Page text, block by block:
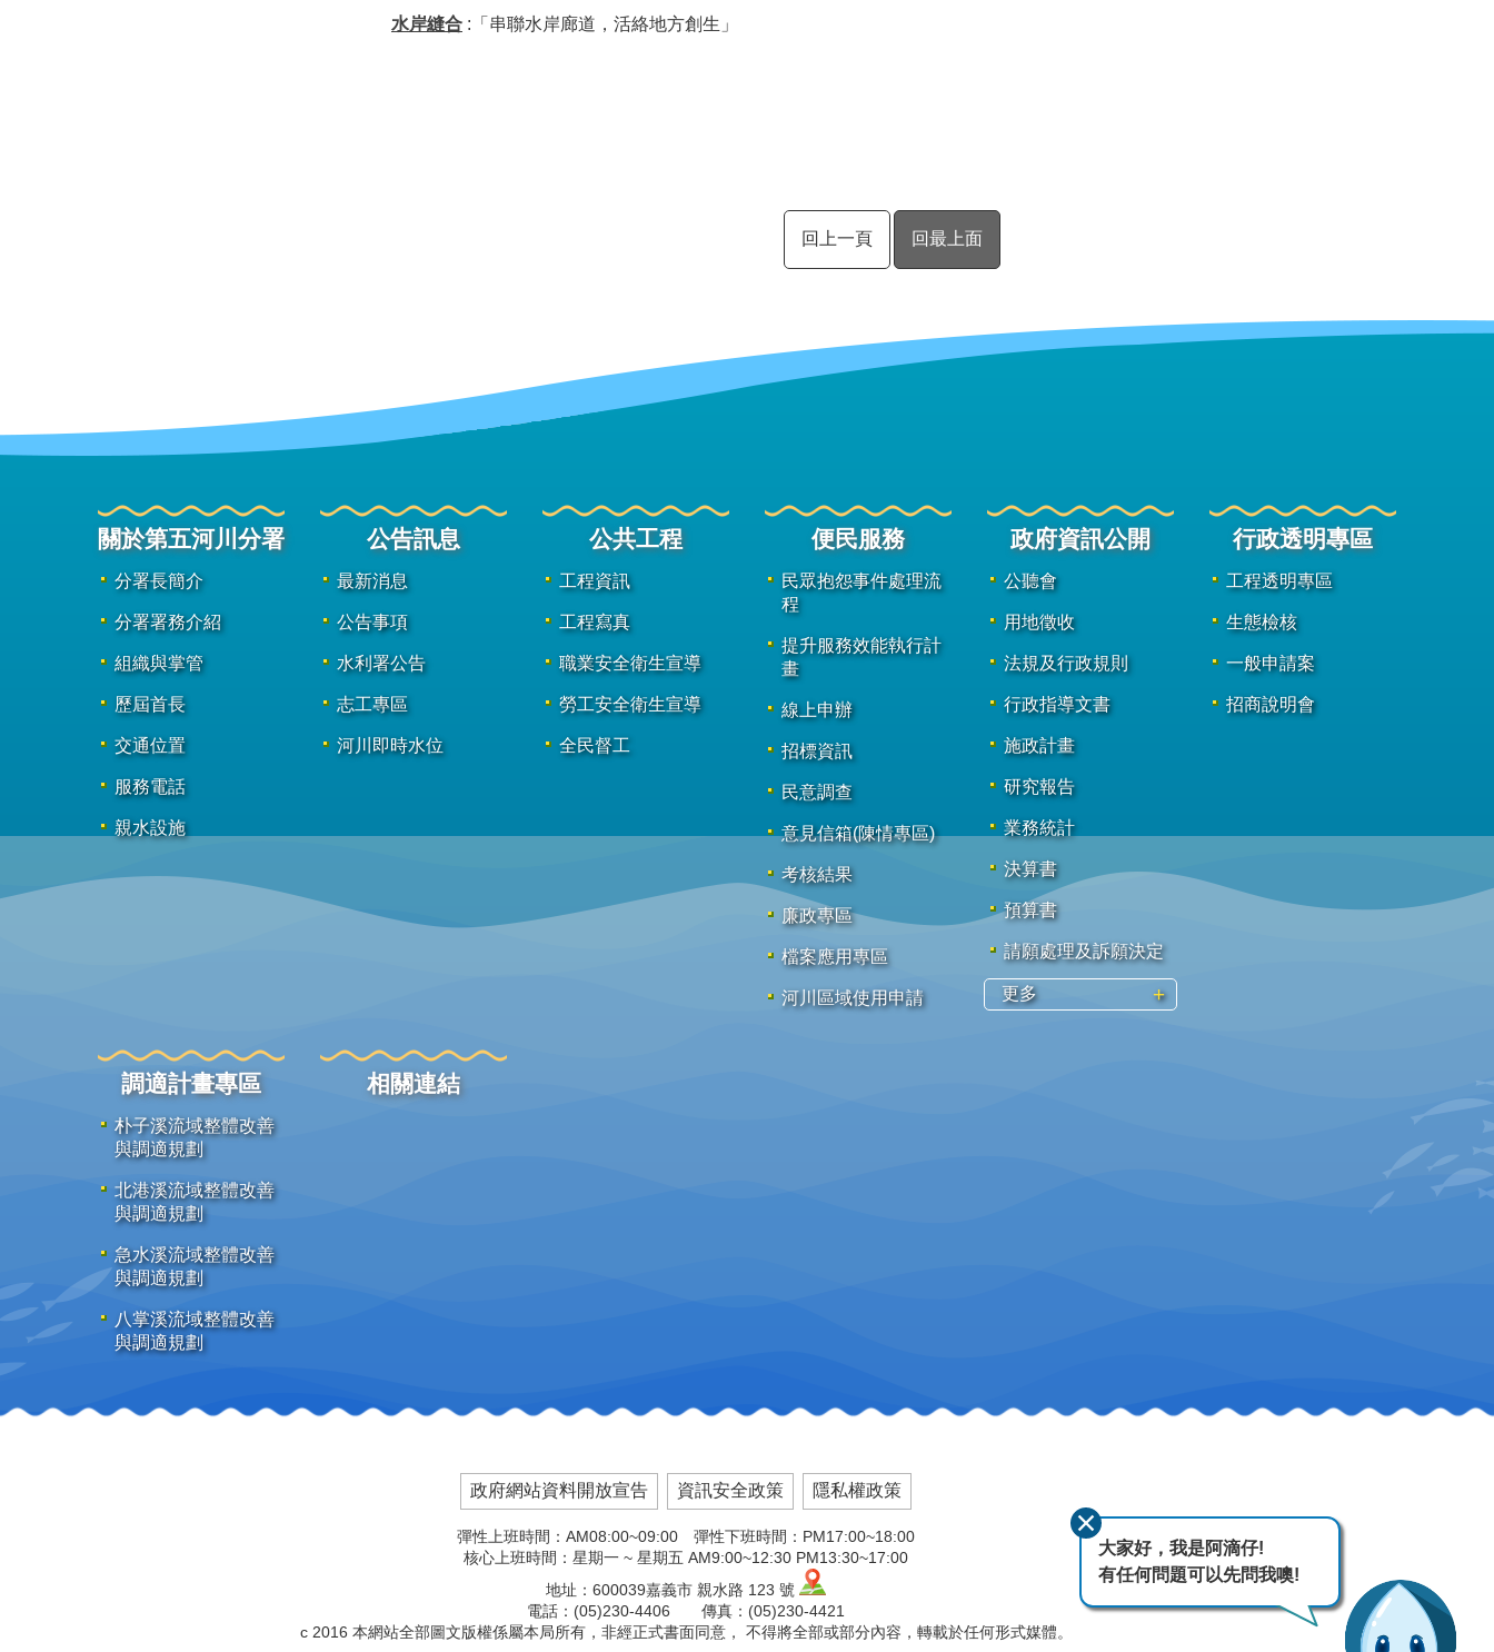
水岸縫合 :「串聯水岸廊道，活絡地方創生」
回上一頁 回最上面
關於第五河川分署
分署長簡介
分署署務介紹
組織與掌管
歷屆首長
交通位置
服務電話
親水設施
公告訊息
最新消息
公告事項
水利署公告
志工專區
河川即時水位
公共工程
工程資訊
工程寫真
職業安全衛生宣導
勞工安全衛生宣導
全民督工
便民服務
民眾抱怨事件處理流
程
提升服務效能執行計
畫
線上申辦
招標資訊
民意調查
意見信箱(陳情專區)
考核結果
廉政專區
檔案應用專區
河川區域使用申請
政府資訊公開
公聽會
用地徵收
法規及行政規則
行政指導文書
施政計畫
研究報告
業務統計
決算書
預算書
請願處理及訴願決定
更多
行政透明專區
工程透明專區
生態檢核
一般申請案
招商說明會
調適計畫專區
朴子溪流域整體改善
與調適規劃
北港溪流域整體改善
與調適規劃
急水溪流域整體改善
與調適規劃
八掌溪流域整體改善
與調適規劃
相關連結
政府網站資料開放宣告 資訊安全政策 隱私權政策
彈性上班時間：AM08:00~09:00 彈性下班時間：PM17:00~18:00
核心上班時間：星期一 ~ 星期五 AM9:00~12:30 PM13:30~17:00
地址：600039嘉義市 親水路 123 號
電話：(05)230-4406 傳真：(05)230-4421
c 2016 本網站全部圖文版權係屬本局所有，非經正式書面同意， 不得將全部或部分內容，轉載於任何形式媒體。
大家好，我是阿滴仔!
有任何問題可以先問我噢!